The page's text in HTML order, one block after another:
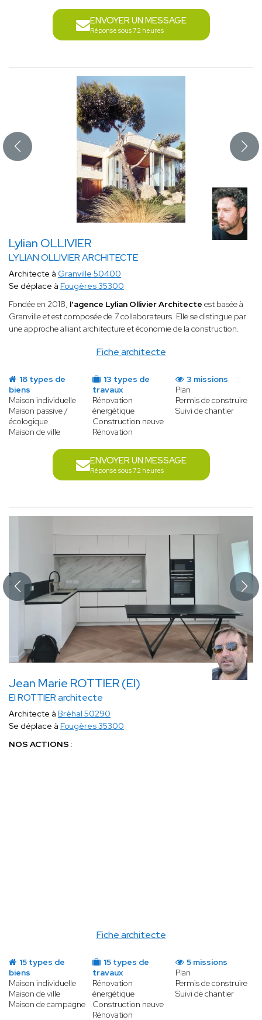
ENVOYER UN MESSAGE
Réponse sous 72 heures
Lylian OLLIVIER
LYLIAN OLLIVIER ARCHITECTE
Fiche architecte
Architecte à Granville 50400
Se déplace à Fougères 35300
Fondée en 2018, l'agence Lylian Ollivier Architecte est basée à
Granville et est composée de 7 collaborateurs. Elle se distingue par
une approche alliant architecture et économie de la construction.
18 types de
biens
Maison individuelle
Maison passive /
écologique
Maison de ville
13 types de
travaux
Rénovation
énergétique
Construction neuve
Rénovation
3 missions
Plan
Permis de construire
Suivi de chantier
ENVOYER UN MESSAGE
Réponse sous 72 heures
Jean Marie ROTTIER (EI)
EI ROTTIER architecte
Fiche architecte
Architecte à Bréhal 50290
Se déplace à Fougères 35300
NOS ACTIONS :
15 types de
biens
Maison individuelle
Maison de ville
Maison de campagne
15 types de
travaux
Rénovation
énergétique
Construction neuve
Rénovation
5 missions
Plan
Permis de construire
Suivi de chantier